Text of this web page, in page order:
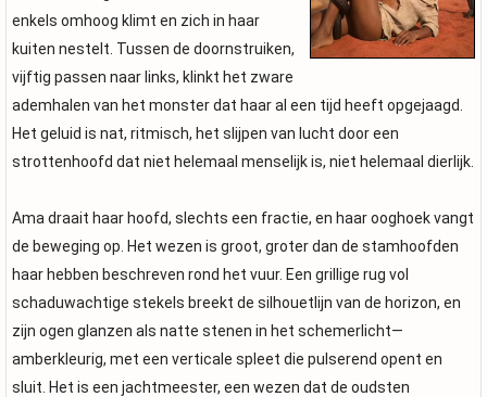
enkels omhoog klimt en zich in haar
kuiten nestelt. Tussen de doornstruiken,
vijftig passen naar links, klinkt het zware
ademhalen van het monster dat haar al een tijd heeft opgejaagd.
Het geluid is nat, ritmisch, het slijpen van lucht door een
strottenhoofd dat niet helemaal menselijk is, niet helemaal dierlijk.
Ama draait haar hoofd, slechts een fractie, en haar ooghoek vangt
de beweging op. Het wezen is groot, groter dan de stamhoofden
haar hebben beschreven rond het vuur. Een grillige rug vol
schaduwachtige stekels breekt de silhouetlijn van de horizon, en
zijn ogen glanzen als natte stenen in het schemerlicht—
amberkleurig, met een verticale spleet die pulserend opent en
sluit. Het is een jachtmeester, een wezen dat de oudsten